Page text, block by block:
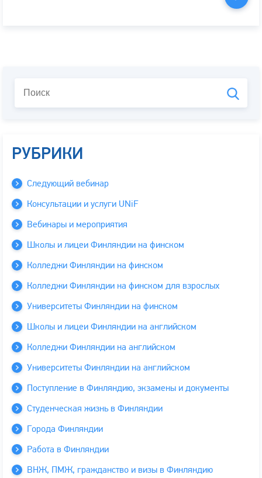
РУБРИКИ
Следующий вебинар
Консультации и услуги UNiF
Вебинары и мероприятия
Школы и лицеи Финляндии на финском
Колледжи Финляндии на финском
Колледжи Финляндии на финском для взрослых
Университеты Финляндии на финском
Школы и лицеи Финляндии на английском
Колледжи Финляндии на английском
Университеты Финляндии на английском
Поступление в Финляндию, экзамены и документы
Студенческая жизнь в Финляндии
Города Финляндии
Работа в Финляндии
ВНЖ, ПМЖ, гражданство и визы в Финляндию